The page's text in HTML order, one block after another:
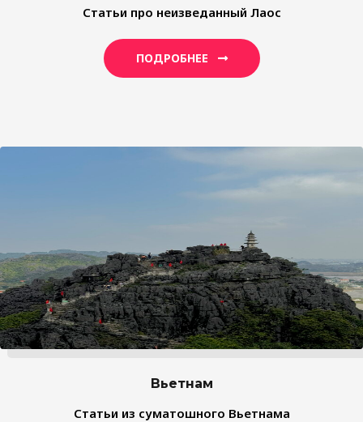
Статьи про неизведанный Лаос
ПОДРОБНЕЕ
Вьетнам
Статьи из суматошного Вьетнама